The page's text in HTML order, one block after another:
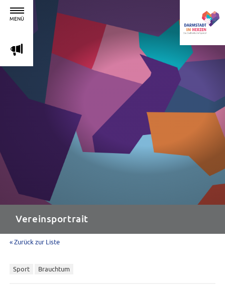
MENÜ
m
Vereinsportrait
« Zurück zur Liste
Sport Brauchtum